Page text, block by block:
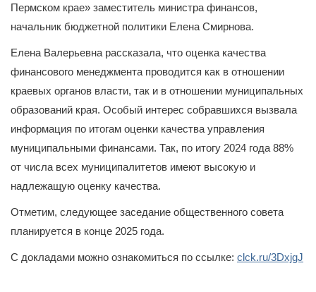
Пермском крае» заместитель министра финансов,
начальник бюджетной политики Елена Смирнова.
Елена Валерьевна рассказала, что оценка качества
финансового менеджмента проводится как в отношении
краевых органов власти, так и в отношении муниципальных
образований края. Особый интерес собравшихся вызвала
информация по итогам оценки качества управления
муниципальными финансами. Так, по итогу 2024 года 88%
от числа всех муниципалитетов имеют высокую и
надлежащую оценку качества.
Отметим, следующее заседание общественного совета
планируется в конце 2025 года.
С докладами можно ознакомиться по ссылке: clck.ru/3DxjgJ